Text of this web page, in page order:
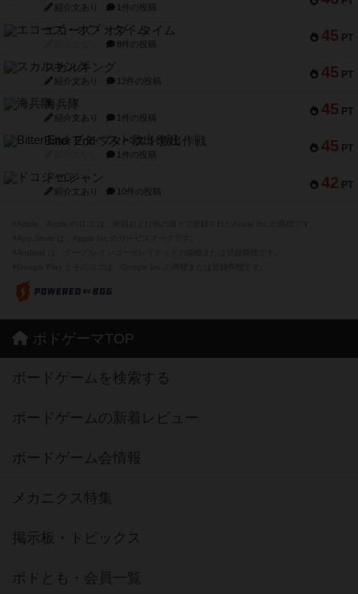
紹介文あり 1件の投稿
45 PT
エコーズ・オブ・タイム
8件の投稿
45 PT
スカルキング
紹介文あり 12件の投稿
45 PT
海兵隊
紹介文あり 1件の投稿
45 PT
Bitter End ブタペスト救出作戦
1件の投稿
42 PT
ドコジャン
紹介文あり 10件の投稿
ボドゲーマTOP
ボードゲームを検索する
ボードゲームの新着レビュー
ボードゲーム会情報
メカニクス特集
掲示板・トピックス
ボドとも・会員一覧